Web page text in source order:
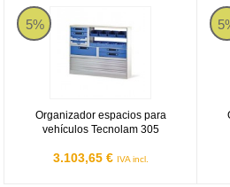
5%
Organizador espacios para
vehículos Tecnolam 305
3.103,65 € IVA incl.
Organizador espacios para vehículos